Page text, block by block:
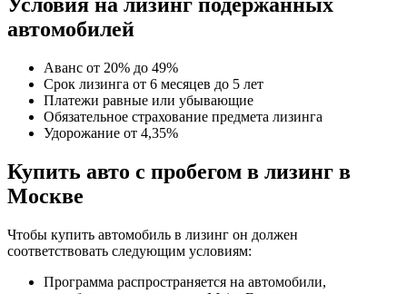
автомобилей
Аванс от 20% до 49%
Срок лизинга от 6 месяцев до 5 лет
Платежи равные или убывающие
Обязательное страхование предмета лизинга
Удорожание от 4,35%
Купить авто с пробегом в лизинг в
Москве
Чтобы купить автомобиль в лизинг он должен
соответствовать следующим условиям:
Программа распространяется на автомобили,